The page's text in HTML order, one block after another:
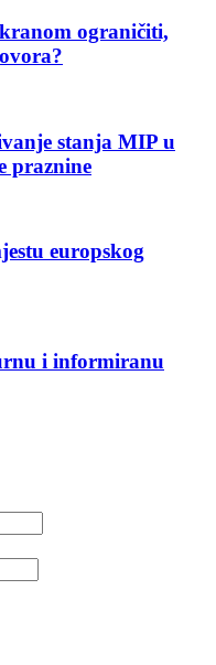
ograničiti,
stanja MIP u
praznine
europskog
i informiranu